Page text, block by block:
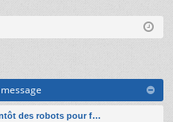
nr
re
des robots pour f…